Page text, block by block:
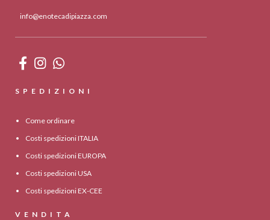
info@enotecadipiazza.com
SPEDIZIONI
Come ordinare
Costi spedizioni ITALIA
Costi spedizioni EUROPA
Costi spedizioni USA
Costi spedizioni EX-CEE
VENDITA